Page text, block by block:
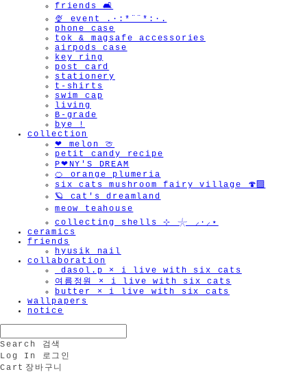
friends 🛋️
🍨 event .·:*¨¨*:·.
phone case
tok & magsafe accessories
airpods case
key ring
post card
stationery
t-shirts
swim cap
living
B-grade
bye !
collection
❤︎ melon 🍈
petit candy recipe
P❤︎NY'S DREAM
🍊 orange plumeria
six cats mushroom fairy village 🍄‍🟫
🪐 cat's dreamland
meow teahouse
collecting shells ⊹ 𓇼 ⸝·⸝⋆
ceramics
friends
hyusik_nail
collaboration
_dasol.p × i live with six cats
여름정원 × i live with six cats
butter × i live with six cats
wallpapers
notice
Search
검색
Log In
로그인
Cart 장바구니